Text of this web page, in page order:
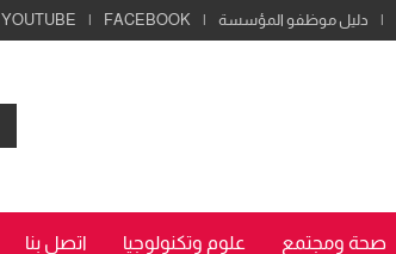
دليل موظفو المؤسسة FACEBOOK
YOUTUBE
صحة ومجتمع علوم وتكنولوجيا اتصل بنا